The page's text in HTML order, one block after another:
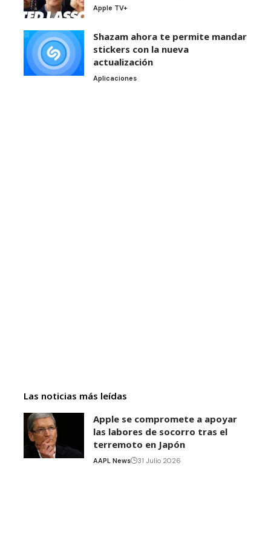
Apple TV+
Shazam ahora te permite mandar
stickers con la nueva
actualización
Aplicaciones
Las noticias más leídas
Apple se compromete a apoyar
las labores de socorro tras el
terremoto en Japón
AAPL News 31 Julio 2026